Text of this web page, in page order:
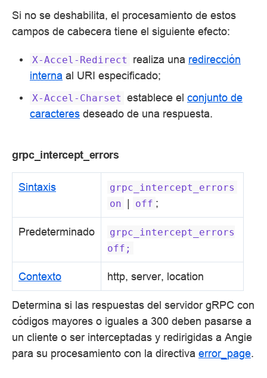
Si no se deshabilita, el procesamiento de estos
campos de cabecera tiene el siguiente efecto:
X-Accel-Redirect realiza una redirección
interna al URI especificado;
X-Accel-Charset establece el conjunto de
caracteres deseado de una respuesta.
grpc_intercept_errors
Sintaxis
grpc_intercept_errors
on | off ;
Predeterminado
grpc_intercept_errors
off;
Contexto http, server, location
Determina si las respuestas del servidor gRPC con
códigos mayores o iguales a 300 deben pasarse a
un cliente o ser interceptadas y redirigidas a Angie
para su procesamiento con la directiva error_page.